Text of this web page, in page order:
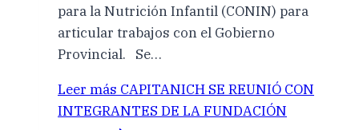
para la Nutrición Infantil (CONIN) para
articular trabajos con el Gobierno
Provincial. Se…
Leer más CAPITANICH SE REUNIÓ CON
INTEGRANTES DE LA FUNDACIÓN